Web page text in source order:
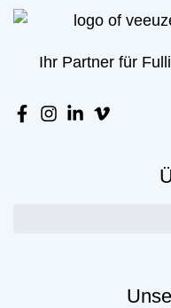
Ihr Partner für